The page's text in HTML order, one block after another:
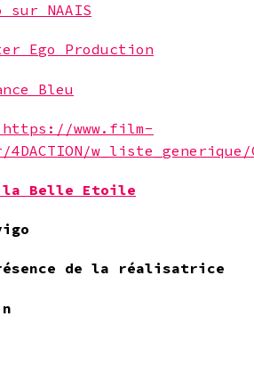
sur NAAIS
Ego Production
Bleu
https://www.film-
w_liste_generique/
la Belle Etoile
de la réalisatrice